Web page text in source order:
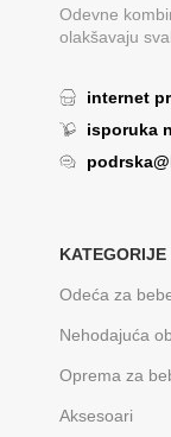
Odevne
olakšavaju
internet
isporuka
KATEGORIJE
Odeća za
Nehodajuća
Oprema za
Aksesoari